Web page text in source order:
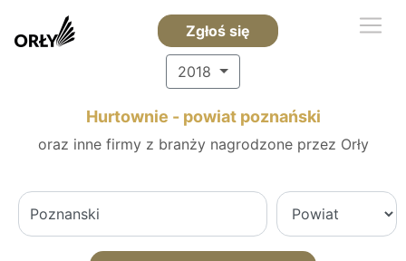
Zgłoś się
2018
Hurtownie - powiat poznański
oraz inne firmy z branży nagrodzone przez Orły